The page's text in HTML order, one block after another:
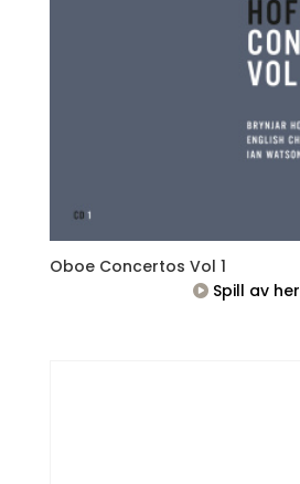
Oboe Concertos Vol 1
Spill av her